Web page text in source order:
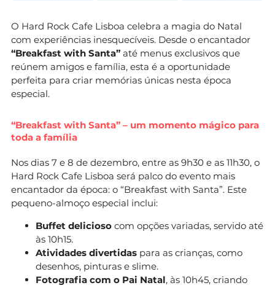
O Hard Rock Cafe Lisboa celebra a magia do Natal
com experiências inesquecíveis. Desde o encantador
“Breakfast with Santa” até menus exclusivos que
reúnem amigos e família, esta é a oportunidade
perfeita para criar memórias únicas nesta época
especial.
“Breakfast with Santa” – um momento mágico para
toda a família
Nos dias 7 e 8 de dezembro, entre as 9h30 e as 11h30, o
Hard Rock Cafe Lisboa será palco do evento mais
encantador da época: o “Breakfast with Santa”. Este
pequeno-almoço especial inclui:
Buffet delicioso com opções variadas, servido até
às 10h15.
Atividades divertidas para as crianças, como
desenhos, pinturas e slime.
Fotografia com o Pai Natal, às 10h45, criando